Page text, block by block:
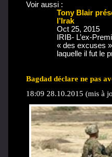
Voir aussi :
Tony Blair
l’Irak
Oct 25, 2015
IRIB- L’ex-
« des excuses »
laquelle il fut le
Bagdad déclare ne pas
18:09 28.10.2015 (mis à